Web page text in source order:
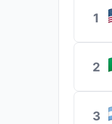
1
2
3